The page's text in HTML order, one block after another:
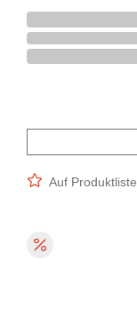
Auf Produktliste